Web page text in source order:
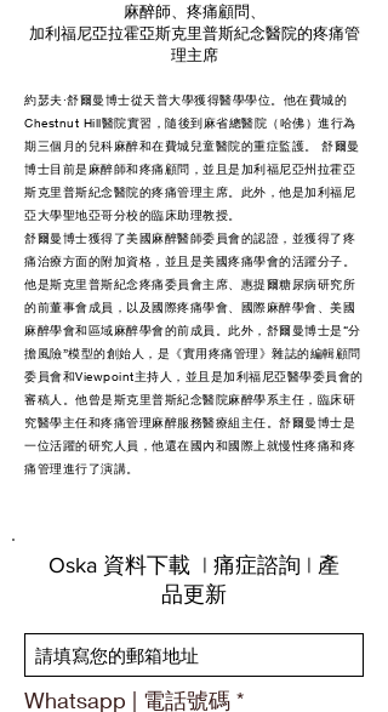
麻醉師、疼痛顧問、
加利福尼亞拉霍亞斯克里普斯紀念醫院的疼痛管
理主席
約瑟夫·舒爾曼博士從天普大學獲得醫學學位。他在費城的
Chestnut Hill醫院實習，隨後到麻省總醫院（哈佛）進行為
期三個月的兒科麻醉和在費城兒童醫院的重症監護。 舒爾曼
博士目前是麻醉師和疼痛顧問，並且是加利福尼亞州拉霍亞
斯克里普斯紀念醫院的疼痛管理主席。此外，他是加利福尼
亞大學聖地亞哥分校的臨床助理教授。
舒爾曼博士獲得了美國麻醉醫師委員會的認證，並獲得了疼
痛治療方面的附加資格，並且是美國疼痛學會的活躍分子。
他是斯克里普斯紀念疼痛委員會主席、惠提爾糖尿病研究所
的前董事會成員，以及國際疼痛學會、國際麻醉學會、美國
麻醉學會和區域麻醉學會的前成員。此外，舒爾曼博士是“分
擔風險”模型的創始人，是《實用疼痛管理》雜誌的編輯顧問
委員會和Viewpoint主持人，並且是加利福尼亞醫學委員會的
審稿人。他曾是斯克里普斯紀念醫院麻醉學系主任，臨床研
究醫學主任和疼痛管理麻醉服務醫療組主任。舒爾曼博士是
一位活躍的研究人員，他還在國內和國際上就慢性疼痛和疼
痛管理進行了演講。
Oska 資料下載 | 痛症諮詢 | 產
品更新
Whatsapp | 電話號碼